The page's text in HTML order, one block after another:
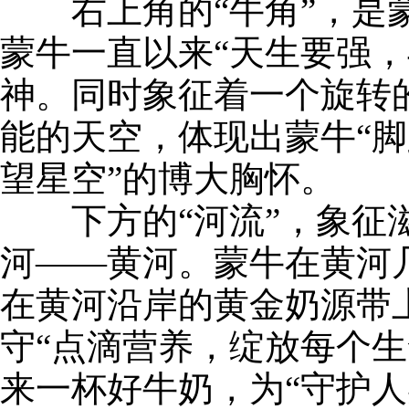
右上角的“牛角”，是
蒙牛一直以来“天生要强
神。同时象征着一个旋转
能的天空，体现出蒙牛“
望星空”的博大胸怀。
下方的“河流”，象征
河——黄河。蒙牛在黄河
在黄河沿岸的黄金奶源带
守“点滴营养，绽放每个
来一杯好牛奶，为“守护